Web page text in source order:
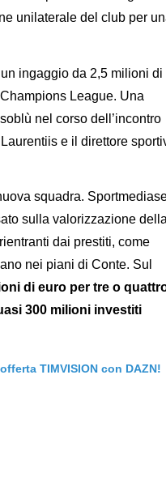
unilaterale del club per
ingaggio da 2,5 milioni di
League. Una
nel corso dell’incontro
e il direttore
squadra.
sulla valorizzazione
dai prestiti, come
nei piani di Conte. Sul
di euro per tre o
300 milioni investiti
TIMVISION con DAZN!